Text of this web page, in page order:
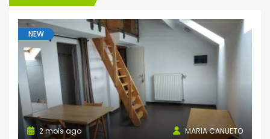
NEW
MARIA CANUETO
2 mois ago